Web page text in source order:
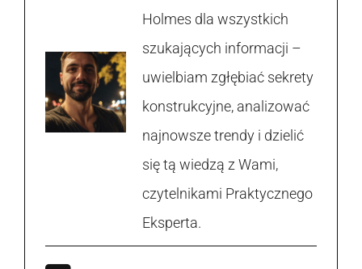
Holmes dla wszystkich
szukających informacji –
uwielbiam zgłębiać sekrety
konstrukcyjne, analizować
najnowsze trendy i dzielić
się tą wiedzą z Wami,
czytelnikami Praktycznego
Eksperta.